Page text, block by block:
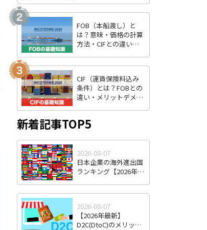
FOB（本船渡し）と
は？意味・価格の計算
方法・CIFとの違いを
CIF（運賃保険料込み
条件）とは？FOBとの
違い・メリットデメリ
新着記事TOP5
2026-08-07
日本企業の海外進出国
ランキング【2026年最
2026-08-07
【2026年最新】
D2C(DtoC)のメリット